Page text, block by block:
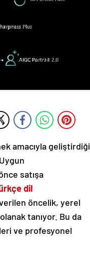
amacıyla geliştirdiği
satışa
dil
öncelik, yerel
tanıyor. Bu da
ve profesyonel